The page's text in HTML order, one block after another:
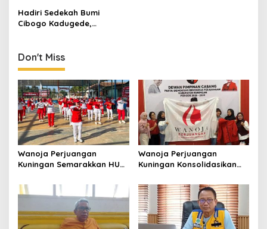
Pariwisata
Hadiri Sedekah Bumi
Cibogo Kadugede,
dan Kearifan Lokal
Don't Miss
Wanoja Perjuangan
Kuningan Semarakkan HUT
Perempuan Harus Sehat
dan Berdaya
Wanoja Perjuangan
Kuningan Konsolidasikan
Kegiatan Positif Generasi
Muda